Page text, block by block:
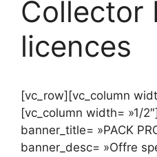
Collector
licences
[vc_row][vc_column
[vc_column width= »1/
banner_title= »PACK
banner_desc= »Offre